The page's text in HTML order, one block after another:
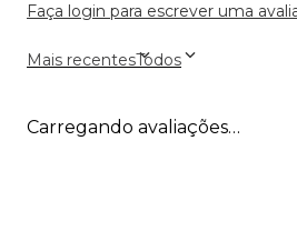
Faça login para escrever uma
Mais recentesTodos
Carregando avaliações…